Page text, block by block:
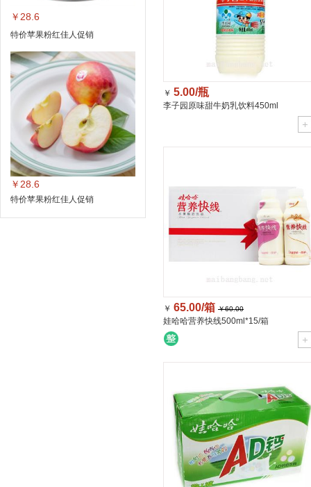
￥28.6
特价苹果粉红佳人促销
￥28.6
特价苹果粉红佳人促销
￥ 5.00/瓶
李子园原味甜牛奶乳饮料450ml
￥ 65.00/箱 ￥60.00
娃哈哈营养快线500ml*15/箱